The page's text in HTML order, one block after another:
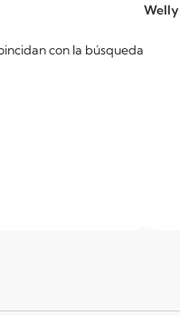
Welly
con la búsqueda